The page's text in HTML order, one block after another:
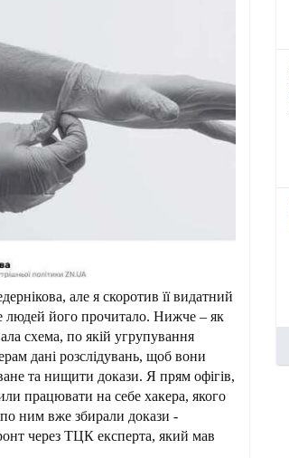
але я скоротив її видатний
людей його прочитало. Нижче – як
схема, по якій угрупування
дані розслідувань, щоб вони
та нищити докази. Я прям офігів,
працювати на себе хакера, якого
ним вже збирали докази -
через ТЦК експерта, який мав